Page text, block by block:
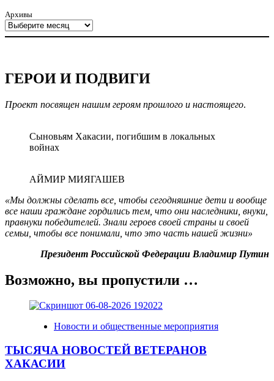
Архивы
ГЕРОИ И ПОДВИГИ
Проект посвящен нашим героям прошлого и настоящего.
Сыновьям Хакасии, погибшим в локальных
войнах
АЙМИР МИЯГАШЕВ
«Мы должны сделать все, чтобы сегодняшние дети и вообще
все наши граждане гордились тем, что они наследники, внуки,
правнуки победителей. Знали героев своей страны и своей
семьи, чтобы все понимали, что это часть нашей жизни»
Президент Российской Федерации Владимир Путин
Возможно, вы пропустили …
Новости и общественные мероприятия
ТЫСЯЧА НОВОСТЕЙ ВЕТЕРАНОВ
ХАКАСИИ